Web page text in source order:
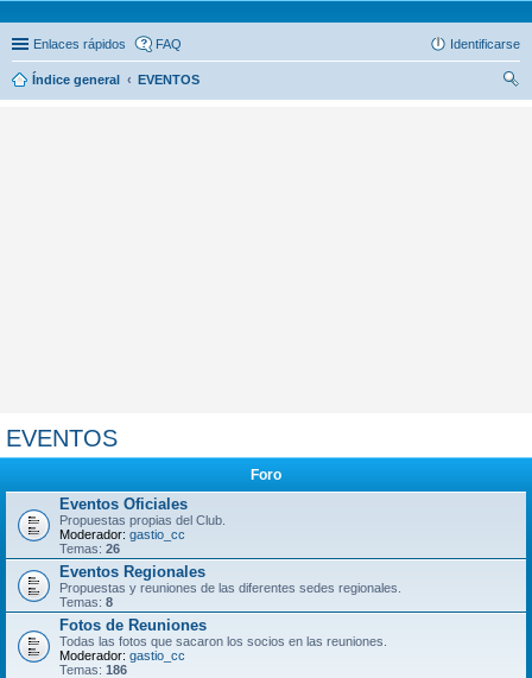
Enlaces rápidos FAQ Identificarse
Índice general
EVENTOS
EVENTOS
Foro
Eventos Oficiales
Propuestas propias del Club.
Moderador: gastio_cc
Temas: 26
Eventos Regionales
Propuestas y reuniones de las diferentes sedes regionales.
Temas: 8
Fotos de Reuniones
Todas las fotos que sacaron los socios en las reuniones.
Moderador: gastio_cc
Temas: 186